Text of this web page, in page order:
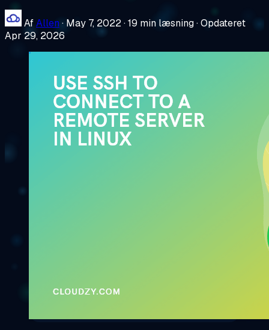
AfAllen· May 7, 2022·19 min læsning·Opdateret
Apr 29, 2026